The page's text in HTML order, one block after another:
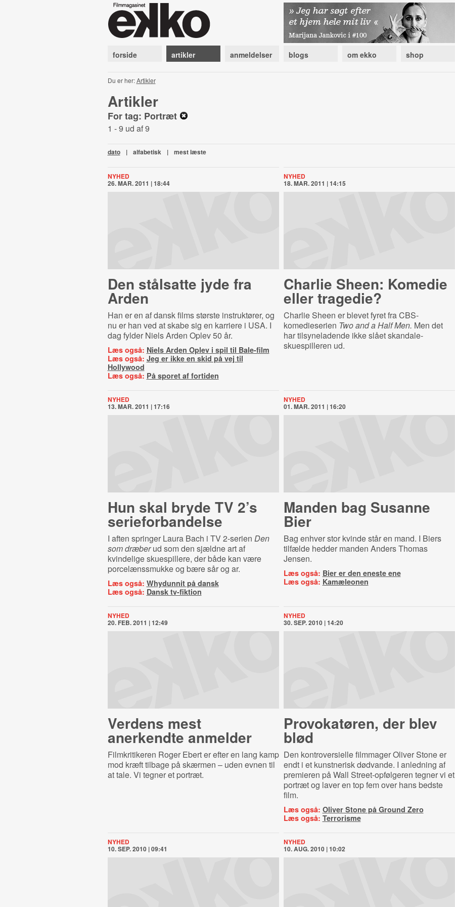
forside artikler anmeldelser blogs om ekko shop
Du er her:Artikler
Artikler
For tag: Portræt
1 - 9 ud af 9
dato | alfabetisk | mest læste
NYHED
26. MAR. 2011 | 18:44
Den stålsatte jyde fra
Arden
Han er en af dansk films største instruktører, og
nu er han ved at skabe sig en karriere i USA. I
dag fylder Niels Arden Oplev 50 år.
Læs også: Niels Arden Oplev i spil til Bale-film
Læs også: Jeg er ikke en skid på vej til
Hollywood
Læs også: På sporet af fortiden
NYHED
18. MAR. 2011 | 14:15
Charlie Sheen: Komedie
eller tragedie?
Charlie Sheen er blevet fyret fra CBS-
komedieserien Two and a Half Men. Men det
har tilsyneladende ikke slået skandale-
skuespilleren ud.
NYHED
13. MAR. 2011 | 17:16
Hun skal bryde TV 2’s
se­ri­e­for­ban­del­se
I aften springer Laura Bach i TV 2-serien Den
som dræberud som den sjældne art af
kvindelige skuespillere, der både kan være
porcelænssmukke og bære sår og ar.
Læs også: Whydunnit på dansk
Læs også: Dansk tv-fiktion
NYHED
01. MAR. 2011 | 16:20
Manden bag Susanne
Bier
Bag enhver stor kvinde står en mand. I Biers
tilfælde hedder manden Anders Thomas
Jensen.
Læs også: Bier er den eneste ene
Læs også: Kamæleonen
NYHED
20. FEB. 2011 | 12:49
Verdens mest
anerkendte anmelder
Filmkritikeren Roger Ebert er efter en lang kamp
mod kræft tilbage på skærmen – uden evnen til
at tale. Vi tegner et portræt.
NYHED
30. SEP. 2010 | 14:20
Provokatøren, der blev
blød
Den kontroversielle filmmager Oliver Stone er
endt i et kunstnerisk dødvande. I anledning af
premieren på Wall Street-opfølgeren tegner vi et
portræt og laver en top fem over hans bedste
film.
Læs også: Oliver Stone på Ground Zero
Læs også: Terrorisme
NYHED
10. SEP. 2010 | 09:41
NYHED
10. AUG. 2010 | 10:02